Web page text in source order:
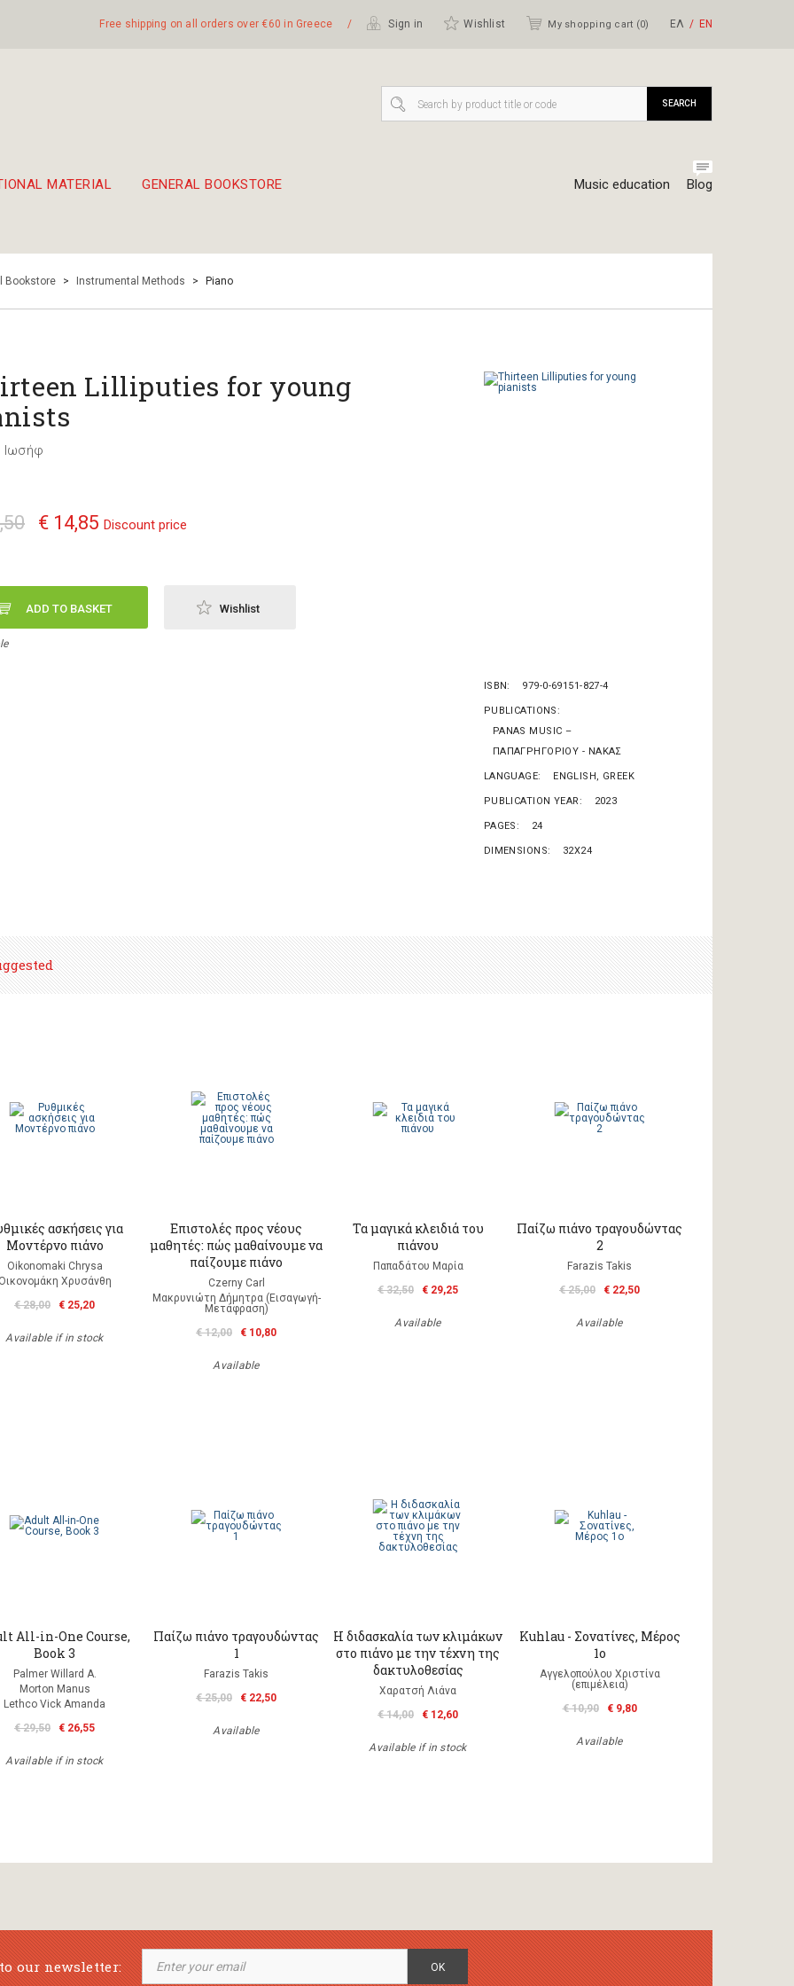
Free shipping on all orders over €60 in Greece / Sign in Wishlist My shopping cart (0) ΕΛ ΕΝ
MATERIAL GENERAL BOOKSTORE Music education Blog
SEARCH
Bookstore > Instrumental Methods > Piano
Lilliputies for young
Ιωσήφ
€ 14,85 Discount price
ADD TO BASKET Wishlist
ISBN 979-0-69151-827-4
PUBLICATIONS
PANAS MUSIC –
ΠΑΠΑΓΡΗΓΟΡΙΟΥ - ΝΑΚΑΣ
LANGUAGE ENGLISH, GREEK
PUBLICATION YEAR 2023
PAGES 24
DIMENSIONS 32X24
ασκήσεις για
Mοντέρνο πιάνο
Oikonomaki Chrysa
Χρυσάνθη
€ 28,00
€ 25,20
Available if in stock
Επιστολές προς νέους
μαθητές: πώς μαθαίνουμε να
παίζουμε πιάνο
Czerny Carl
Μακρυνιώτη Δήμητρα (Εισαγωγή-
Μετάφραση)
€ 12,00
€ 10,80
Available
Τα μαγικά κλειδιά του
πιάνου
Παπαδάτου Μαρία
€ 32,50
€ 29,25
Available
Παίζω πιάνο τραγουδώντας
2
Farazis Takis
€ 25,00
€ 22,50
Available
All-in-One Course,
Book 3
Palmer Willard A.
Morton Manus
Lethco Vick Amanda
€ 29,50
€ 26,55
Available if in stock
Παίζω πιάνο τραγουδώντας
1
Farazis Takis
€ 25,00
€ 22,50
Available
Η διδασκαλία των κλιμάκων
στο πιάνο με την τέχνη της
δακτυλοθεσίας
Χαρατσή Λιάνα
€ 14,00
€ 12,60
Available if in stock
Kuhlau - Σονατίνες, Μέρος
1ο
Αγγελοπούλου Χριστίνα
(επιμέλεια)
€ 10,90
€ 9,80
Available
our newsletter: OK